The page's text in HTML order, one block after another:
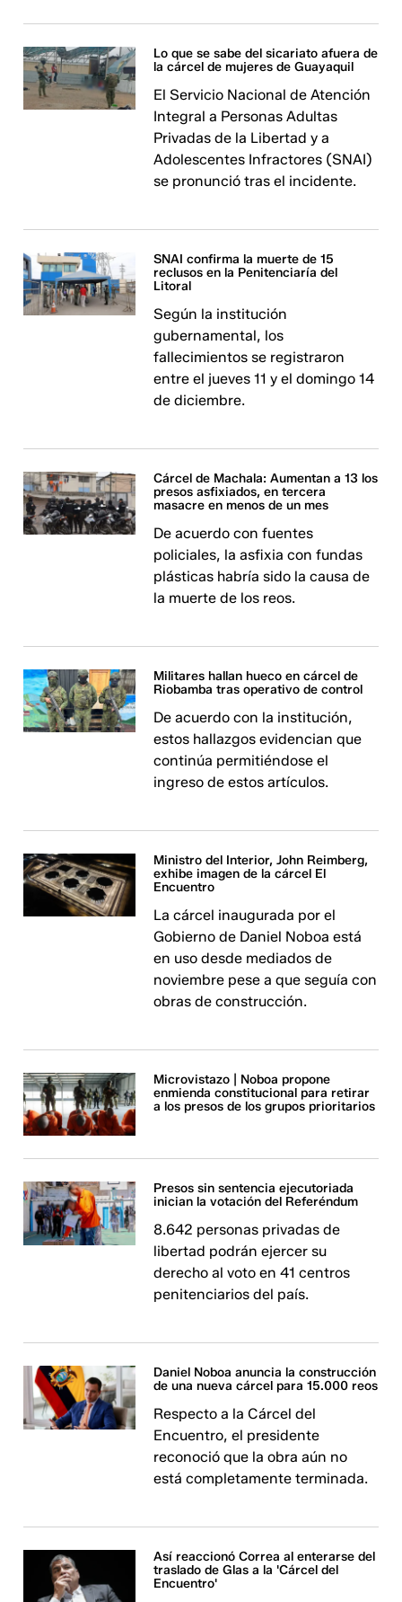
Lo que se sabe del sicariato afuera de
la cárcel de mujeres de Guayaquil
El Servicio Nacional de Atención
Integral a Personas Adultas
Privadas de la Libertad y a
Adolescentes Infractores (SNAI)
se pronunció tras el incidente.
SNAI confirma la muerte de 15
reclusos en la Penitenciaría del
Litoral
Según la institución
gubernamental, los
fallecimientos se registraron
entre el jueves 11 y el domingo 14
de diciembre.
Cárcel de Machala: Aumentan a 13 los
presos asfixiados, en tercera
masacre en menos de un mes
De acuerdo con fuentes
policiales, la asfixia con fundas
plásticas habría sido la causa de
la muerte de los reos.
Militares hallan hueco en cárcel de
Riobamba tras operativo de control
De acuerdo con la institución,
estos hallazgos evidencian que
continúa permitiéndose el
ingreso de estos artículos.
Ministro del Interior, John Reimberg,
exhibe imagen de la cárcel El
Encuentro
La cárcel inaugurada por el
Gobierno de Daniel Noboa está
en uso desde mediados de
noviembre pese a que seguía con
obras de construcción.
Microvistazo | Noboa propone
enmienda constitucional para retirar
a los presos de los grupos prioritarios
Presos sin sentencia ejecutoriada
inician la votación del Referéndum
8.642 personas privadas de
libertad podrán ejercer su
derecho al voto en 41 centros
penitenciarios del país.
Daniel Noboa anuncia la construcción
de una nueva cárcel para 15.000 reos
Respecto a la Cárcel del
Encuentro, el presidente
reconoció que la obra aún no
está completamente terminada.
Así reaccionó Correa al enterarse del
traslado de Glas a la 'Cárcel del
Encuentro'